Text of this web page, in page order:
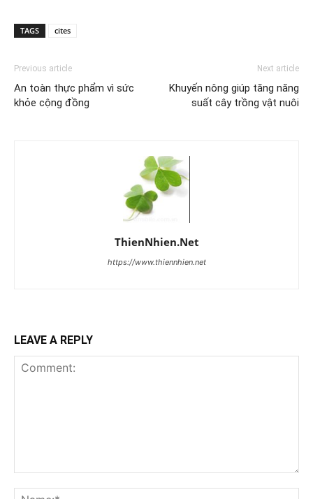
TAGS cites
Previous article
An toàn thực phẩm vì sức
khỏe cộng đồng
Next article
Khuyến nông giúp tăng năng
suất cây trồng vật nuôi
ThienNhien.Net
https://www.thiennhien.net
LEAVE A REPLY